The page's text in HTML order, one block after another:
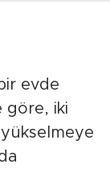
evde
göre, iki